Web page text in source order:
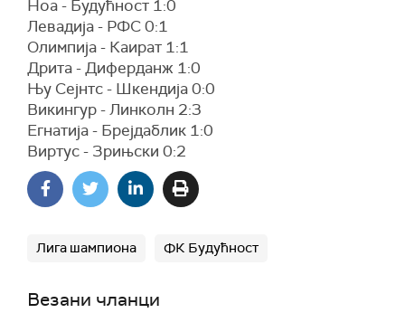
Ноа - Будућност 1:0
Левадија - РФС 0:1
Олимпија - Каират 1:1
Дрита - Диферданж 1:0
Њу Сејнтс - Шкендија 0:0
Викингур - Линколн 2:3
Егнатија - Брејдаблик 1:0
Виртус - Зрињски 0:2
Лига шампиона ФК Будућност
Везани чланци